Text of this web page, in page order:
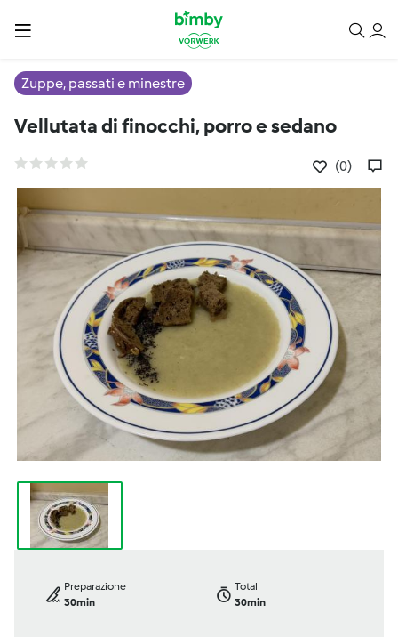
Zuppe, passati e minestre
Vellutata di finocchi, porro e sedano
(0)
Preparazione
30min
Total
30min